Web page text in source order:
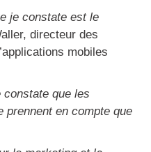
je constate est le
directeur des
mobiles
constate que les
prennent en compte que